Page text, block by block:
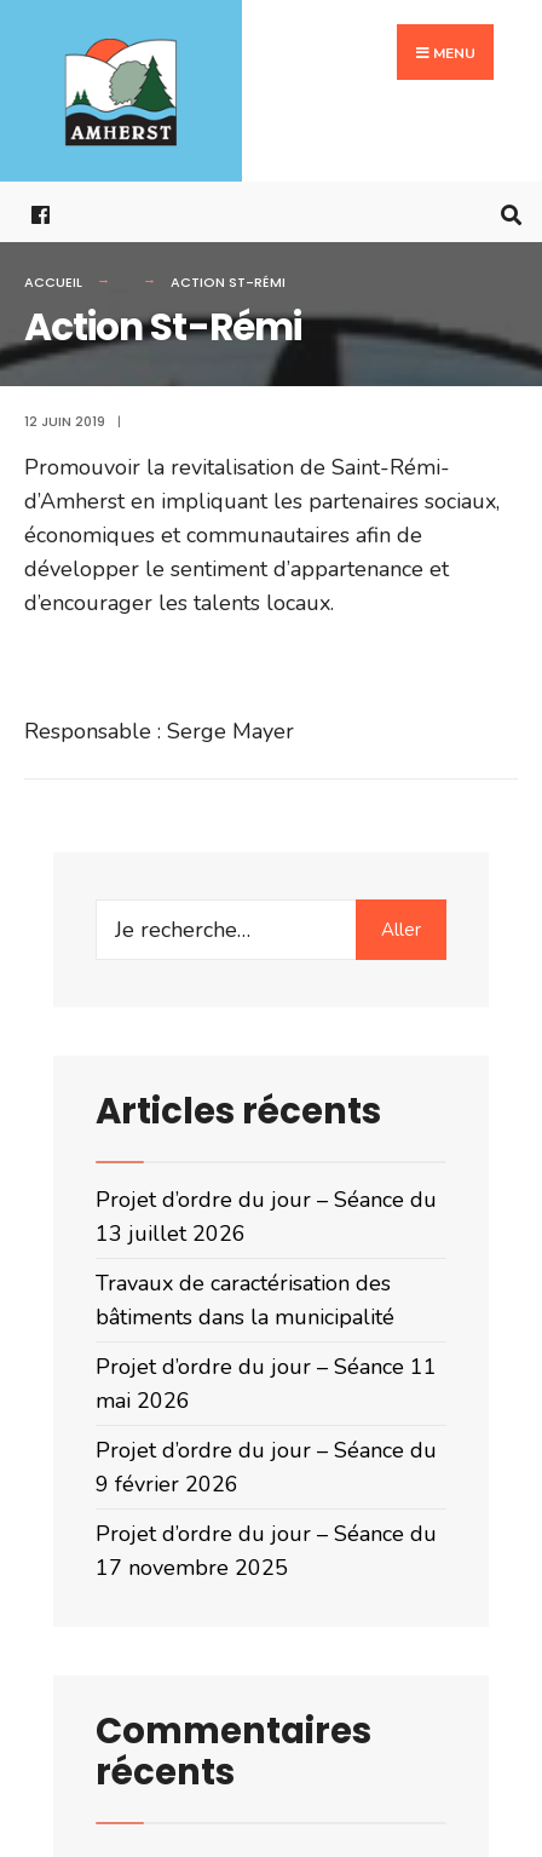
contenu
MENU
ACCUEIL ACTION ST-RÉMI
Action St-Rémi
12 JUIN 2019 |
Promouvoir la revitalisation de Saint-Rémi-
d’Amherst en impliquant les partenaires sociaux,
économiques et communautaires afin de
développer le sentiment d’appartenance et
d’encourager les talents locaux.
Responsable : Serge Mayer
Search
Aller
Articles récents
Projet d’ordre du jour – Séance du
13 juillet 2026
Travaux de caractérisation des
bâtiments dans la municipalité
Projet d’ordre du jour – Séance 11
mai 2026
Projet d’ordre du jour – Séance du
9 février 2026
Projet d’ordre du jour – Séance du
17 novembre 2025
Commentaires
récents
for: